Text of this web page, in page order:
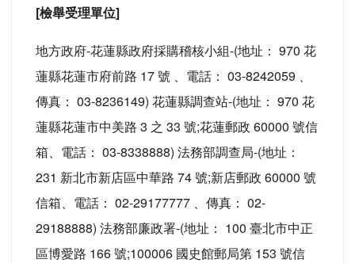
[檢舉受理單位]
地方政府-花蓮縣政府採購稽核小組-(地址： 970 花
蓮縣花蓮市府前路 17 號 、電話： 03-8242059 、
傳真： 03-8236149) 花蓮縣調查站-(地址： 970 花
蓮縣花蓮市中美路 3 之 33 號;花蓮郵政 60000 號信
箱、電話： 03-8338888) 法務部調查局-(地址：
231 新北市新店區中華路 74 號;新店郵政 60000 號
信箱、電話： 02-29177777 、傳真： 02-
29188888) 法務部廉政署-(地址： 100 臺北市中正
區博愛路 166 號;100006 國史館郵局第 153 號信